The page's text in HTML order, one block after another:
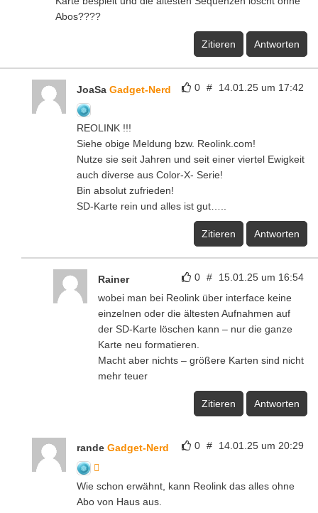
Abos????
Zitieren Antworten
0 # 14.01.25 um 17:42
JoaSa Gadget-Nerd
REOLINK !!!
Siehe obige Meldung bzw. Reolink.com!
Nutze sie seit Jahren und seit einer viertel Ewigkeit
auch diverse aus Color-X- Serie!
Bin absolut zufrieden!
SD-Karte rein und alles ist gut…..
Zitieren Antworten
0 # 15.01.25 um 16:54
Rainer
wobei man bei Reolink über interface keine
einzelnen oder die ältesten Aufnahmen auf
der SD-Karte löschen kann – nur die ganze
Karte neu formatieren.
Macht aber nichts – größere Karten sind nicht
mehr teuer
Zitieren Antworten
0 # 14.01.25 um 20:29
rande Gadget-Nerd
Wie schon erwähnt, kann Reolink das alles ohne
Abo von Haus aus.